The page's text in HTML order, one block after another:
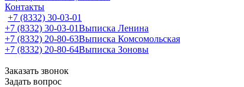
Контакты
+7 (8332) 30-03-01
+7 (8332) 30-03-01Выписка Ленина
+7 (8332) 20-80-63Выписка Комсомольская
+7 (8332) 20-80-64Выписка Зоновы
Заказать звонок
Задать вопрос